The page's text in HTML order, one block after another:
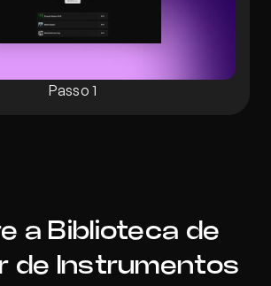
Passo 1
a Biblioteca de
de Instrumentos